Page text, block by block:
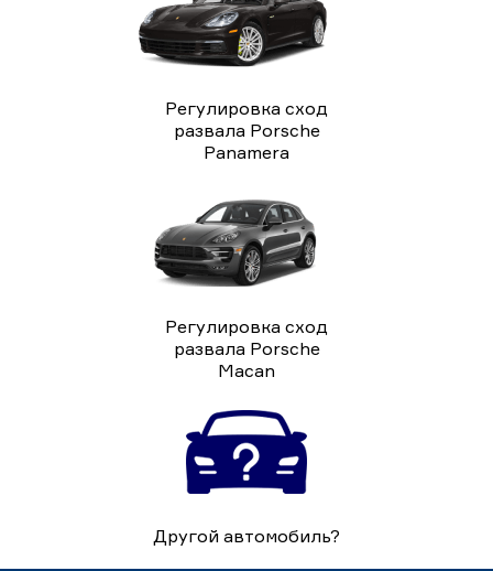
Регулировка сход
развала Porsche
Panamera
Регулировка сход
развала Porsche
Macan
Другой автомобиль?